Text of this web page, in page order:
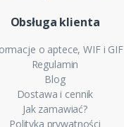
Obsługa klienta
o aptece, WIF i GIF
Regulamin
Blog
Dostawa i cennik
Jak zamawiać?
Polityka prywatności